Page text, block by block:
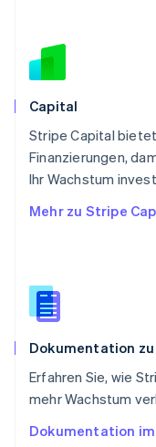
Capital
Stripe Capital
Finanzierungen,
Ihr Wachstum
Mehr zu Stripe
Dokumentation
Erfahren Sie, wie
mehr Wachstum
Dokumentation
English
Svenska
Schweiz
Singapur
English简体中文
Slowakei
Slowenien
English
Spanien
Thailand
Tschechische
English
English